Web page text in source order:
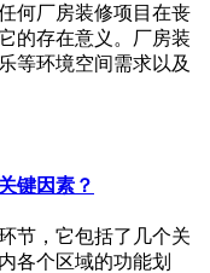
何厂房装修项目在丧
的存在意义。厂房装
等环境空间需求以及
键因素？
节，它包括了几个关
各个区域的功能划